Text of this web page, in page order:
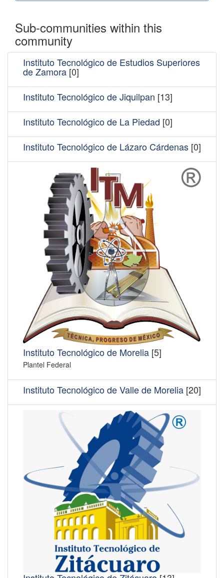
Sub-communities within this
community
Instituto Tecnológico de Estudios Superiores
de Zamora [0]
Instituto Tecnológico de Jiquilpan [13]
Instituto Tecnológico de La Piedad [0]
Instituto Tecnológico de Lázaro Cárdenas [0]
Instituto Tecnológico de Morelia [5]
Plantel Federal
Instituto Tecnológico de Valle de Morelia [20]